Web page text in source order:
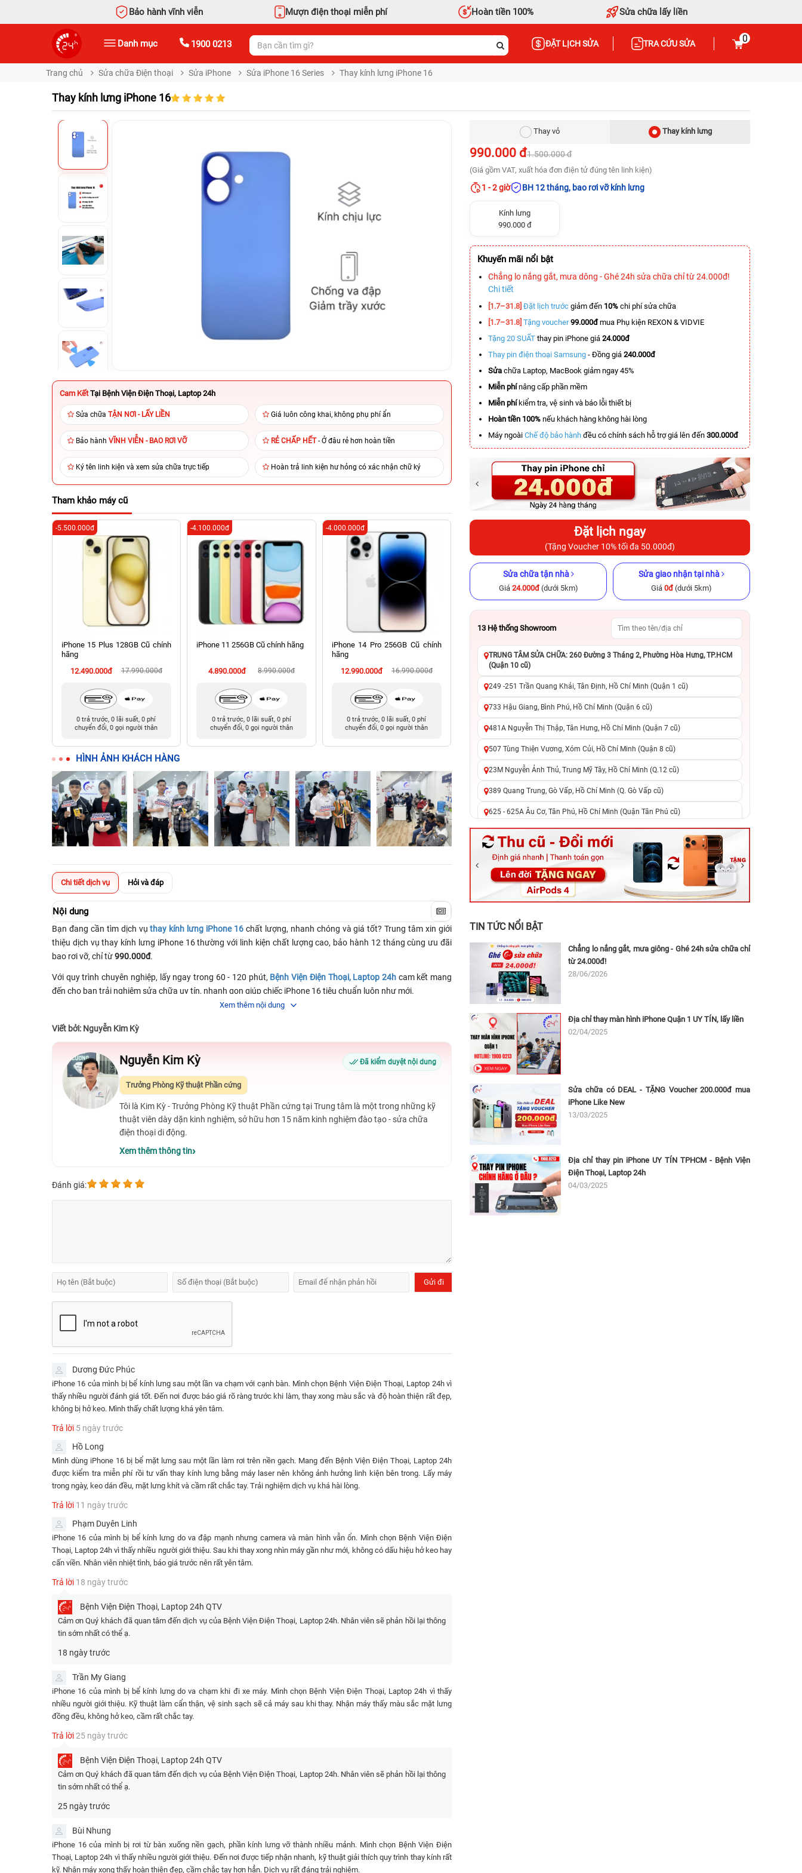
Bảo hành vĩnh viễn Mượn điện thoại miễn phí Hoàn tiền 100% Sửa chữa lấy liền
Danh mục 1900 0213 ĐẶT LỊCH SỬA TRA CỨU SỬA 0
Trang chủ Sửa chữa Điện thoại Sửa iPhone Sửa iPhone 16 Series Thay kính lưng iPhone 16
Thay kính lưng iPhone 16
Cam Kết Tại Bệnh Viện Điện Thoại, Laptop 24h
Sửa chữa TẬN NƠI - LẤY LIỀN Giá luôn công khai, không phụ phí ẩn
Bảo hành VĨNH VIỄN - BAO RƠI VỠ RẺ CHẤP HẾT- Ở đâu rẻ hơn hoàn tiền
Ký tên linh kiện và xem sửa chữa trực tiếp Hoàn trả linh kiện hư hỏng có xác nhận chữ ký
Tham khảo máy cũ
iPhone 15 Plus 128GB Cũ chính
hãng
12.490.000đ
17.990.000đ
-5.500.000đ
0 trả trước, 0 lãi suất, 0 phí
chuyển đổi, 0 gọi người thân
iPhone 11 256GB Cũ chính hãng
4.890.000đ 8.990.000đ
-4.100.000đ
0 trả trước, 0 lãi suất, 0 phí
chuyển đổi, 0 gọi người thân
iPhone 14 Pro 256GB Cũ chính
hãng
12.990.000đ
16.990.000đ
-4.000.000đ
0 trả trước, 0 lãi suất, 0 phí
chuyển đổi, 0 gọi người thân
iPhone XS 256GB Cũ chính hãng
4.090.000đ 9.990.000đ
0 trả trước, 0 lãi suất, 0 phí
chuyển đổi, 0 gọi người thân
iPhone 14 Pro Max 256GB Cũ
chính hãng
-6.000.000đ
0 trả trước, 0 lãi suất, 0 phí
chuyển đổi, 0 gọi người thân
iPhone 12 Pro
-3.500.000đ
HÌNH ẢNH KHÁCH HÀNG
Chi tiết dịch vụ Hỏi và đáp
Nội dung
Bạn đang cần tìm dịch vụthay kính lưng iPhone 16 chất lượng, nhanh chóng và giá tốt? Trung tâm xin giới
thiệu dịch vụ thay kính lưng iPhone 16 thường với linh kiện chất lượng cao, bảo hành 12 tháng cùng ưu đãi
bao rơi vỡ, chỉ từ990.000đ.
Với quy trình chuyên nghiệp, lấy ngay trong 60 - 120 phút, Bệnh Viện Điện Thoại, Laptop 24hcam kết mang
đến cho bạn trải nghiệm sửa chữa uy tín, nhanh gọn giúp chiếc iPhone 16 tiêu chuẩn luôn như mới.
⭐️ Linh kiện
⭐️ Thời gian bảo hành ✅ Bảo hành 12 tháng, bao rơi vỡ kính lưng
⭐️ Thời gian sửa chữa ✅ 60 - 120 phút
⭐️ Thời gian làm việc
✅ 1900 0213
Thay kính lưng iPhone 16 giá bao nhiêu?
Thay kính lưng iPhone 16 thường giá bao nhiêu? Giáthay kính lưng iPhone 16thường phụ thuộc vào nhiều
yếu tố như chất lượng linh kiện, quy trình thực hiện và chính sách bảo hành. TạiBệnh Viện Điện Thoại, Laptop
24h, chúng tôi cung cấp dịch vụ với mức giá từ990.000đcạnh tranh nhất thị trường TP.HCM hiện nay.
DỊCH VỤ GIÁ
CHỮA
BẢO HÀNH
✅Thay kính lưng iPhone 16 tháo
máy
⭐Liên hệ
Lưu ý:Giá trên đã bao gồm công thợ và không phát sinh thêm bất kỳ chi phí khác trong suốt quá trình sửa
chữa.
chi tiết như sau:
So sánh giá dịch vụ thay kính lưng iPhone 16 Series mới nhất 2026
Thay Kính lưng iPhone 16 Pro
✅
Lưu ý:
Giá trên đã bao gồm công thợ, không phát sinh thêm bất kỳ chi phí khác
Xem thêm nội dung
Viết bởi: Nguyễn Kim Kỳ
Nguyễn Kim Kỳ Đã kiểm duyệt nội dung
Trưởng Phòng Kỹ thuật Phần cứng
Tôi là Kim Kỳ - Trưởng Phòng Kỹ thuật Phần cứng tại Trung tâm là một trong những kỹ
thuật viên dày dặn kinh nghiệm, sở hữu hơn 15 năm kinh nghiệm đào tạo - sửa chữa
điện thoại di động.
Xem thêm thông tin
Đánh giá:
Dương Đức Phúc
iPhone 16 của mình bị bể kính lưng sau một lần va chạm với cạnh bàn. Mình chọn Bệnh Viện Điện Thoại, Laptop 24h vì
thấy nhiều người đánh giá tốt. Đến nơi được báo giá rõ ràng trước khi làm, thay xong màu sắc và độ hoàn thiện rất đẹp,
không bị hở keo. Mình thấy chất lượng khá yên tâm.
Trả lời 5 ngày trước
Hồ Long
Mình dùng iPhone 16 bị bể mặt lưng sau một lần làm rơi trên nền gạch. Mang đến Bệnh Viện Điện Thoại, Laptop 24h
được kiểm tra miễn phí rồi tư vấn thay kính lưng bằng máy laser nên không ảnh hưởng linh kiện bên trong. Lấy máy
trong ngày, keo dán đều, mặt lưng khít và cầm rất chắc tay. Trải nghiệm dịch vụ khá hài lòng.
Trả lời 11 ngày trước
Phạm Duyên Linh
iPhone 16 của mình bị bể kính lưng do va đập mạnh nhưng camera và màn hình vẫn ổn. Mình chọn Bệnh Viện Điện
Thoại, Laptop 24h vì thấy nhiều người giới thiệu. Sau khi thay xong nhìn máy gần như mới, không có dấu hiệu hở keo hay
cấn viền. Nhân viên nhiệt tình, báo giá trước nên rất yên tâm.
Trả lời 18 ngày trước
Bệnh Viện Điện Thoại, Laptop 24h QTV
Cảm ơn Quý khách đã quan tâm đến dịch vụ của Bệnh Viện Điện Thoại, Laptop 24h. Nhân viên sẽ phản hồi lại thông
tin sớm nhất có thể ạ.
18 ngày trước
Trần My Giang
iPhone 16 của mình bị bể kính lưng do va chạm khi đi xe máy. Mình chọn Bệnh Viện Điện Thoại, Laptop 24h vì thấy
nhiều người giới thiệu. Kỹ thuật làm cẩn thận, vệ sinh sạch sẽ cả máy sau khi thay. Nhận máy thấy màu sắc mặt lưng
đồng đều, không hở keo, cầm rất chắc tay.
Trả lời25 ngày trước
Bệnh Viện Điện Thoại, Laptop 24h QTV
Cảm ơn Quý khách đã quan tâm đến dịch vụ của Bệnh Viện Điện Thoại, Laptop 24h. Nhân viên sẽ phản hồi lại thông
tin sớm nhất có thể ạ.
25 ngày trước
Bùi Nhung
iPhone 16 của mình bị rơi từ bàn xuống nền gạch, phần kính lưng vỡ thành nhiều mảnh. Mình chọn Bệnh Viện Điện
Thoại, Laptop 24h vì thấy nhiều người giới thiệu. Đến nơi được tiếp nhận nhanh, kỹ thuật giải thích quy trình thay kính rất
kỹ. Nhận máy xong thấy hoàn thiện đẹp, cầm chắc tay hơn hẳn. Dịch vụ rất đáng trải nghiệm.
Thay vỏ Thay kính lưng
990.000 đ1.500.000 đ
(Giá gồm VAT, xuất hóa đơn điện tử đúng tên linh kiện)
1 - 2 giờ BH 12 tháng, bao rơi vỡ kính lưng
Kính lưng
990.000 đ
Khuyến mãi nổi bật
Chẳng lo nắng gắt, mưa dông - Ghé 24h sửa chữa chỉ từ 24.000đ!
Chi tiết
[1.7–31.8] Đặt lịch trước giảm đến 10% chi phí sửa chữa
[1.7–31.8] Tặng voucher 99.000đmua Phụ kiện REXON & VIDVIE
Tặng 20 SUẤT thay pin iPhone giá 24.000đ
Thay pin điện thoại Samsung - Đồng giá 240.000đ
Sửa chữa Laptop, MacBook giảm ngay 45%
Miễn phínâng cấp phần mềm
Miễn phíkiểm tra, vệ sinh và báo lỗi thiết bị
Hoàn tiền 100% nếu khách hàng không hài lòng
Máy ngoài Chế độ bảo hành đều có chính sách hỗ trợ giá lên đến 300.000đ
Đặt lịch ngay
(Tặng Voucher 10% tối đa 50.000đ)
Sửa chữa tận nhà
Giá 24.000đ(dưới 5km)
Sửa giao nhận tại nhà
Giá 0đ(dưới 5km)
13 Hệ thống Showroom
TRUNG TÂM SỬA CHỮA: 260 Đường 3 Tháng 2, Phường Hòa Hưng, TP.HCM
(Quận 10 cũ)
249 -251 Trần Quang Khải, Tân Định, Hồ Chí Minh (Quận 1 cũ)
733 Hậu Giang, Bình Phú, Hồ Chí Minh (Quận 6 cũ)
481A Nguyễn Thị Thập, Tân Hưng, Hồ Chí Minh (Quận 7 cũ)
507 Tùng Thiện Vương, Xóm Củi, Hồ Chí Minh (Quận 8 cũ)
23M Nguyễn Ảnh Thủ, Trung Mỹ Tây, Hồ Chí Minh (Q.12 cũ)
389 Quang Trung, Gò Vấp, Hồ Chí Minh (Q. Gò Vấp cũ)
625 - 625A Âu Cơ, Tân Phú, Hồ Chí Minh (Quận Tân Phú cũ)
326 Lê Văn Việt, Tăng Nhơn Phú, Hồ Chí Minh (Q.9 TP. Thủ Đức cũ)
256 Võ Văn Ngân, Thủ Đức, Hồ Chí Minh (Bình Thọ, TP. Thủ Đức Cũ)
70 Nguyễn An Ninh, Dĩ An, Hồ Chí Minh (Bình Dương Cũ)
24h Vũng Tàu: 162A Ba Cu, Vũng Tàu, Hồ Chí Minh (TP. Vũng Tàu cũ)
TIN TỨC NỔI BẬT
Chẳng lo nắng gắt, mưa giông - Ghé 24h sửa chữa chỉ
từ 24.000đ!
28/06/2026
Địa chỉ thay màn hình iPhone Quận 1 UY TÍN, lấy liền
02/04/2025
Sửa chữa có DEAL - TẶNG Voucher 200.000đ mua
iPhone Like New
13/03/2025
Địa chỉ thay pin iPhone UY TÍN TPHCM - Bệnh Viện
Điện Thoại, Laptop 24h
04/03/2025